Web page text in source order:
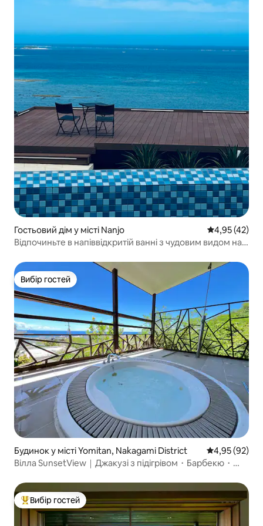
Гостьовий дім у місті Nanjo Середня
4,95 (42)
Відпочиньте в напіввідкритій ванні з чудовим видом на
Вибір гостей
Вибір гостей
Будинок у місті Yomitan, Nakagami District Середня
4,95 (92)
Вілла SunsetView｜Джакузі з підігрівом・Барбекю・
Топ вибір гостей
Вибір гостей